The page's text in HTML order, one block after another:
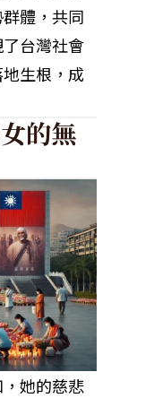
體，共同
台灣社會
生根，成
的無
她的慈悲